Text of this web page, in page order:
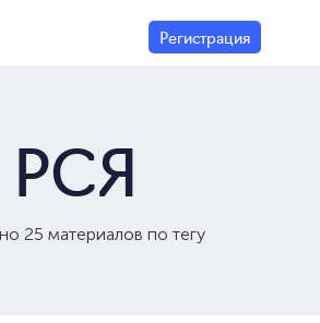
Регистрация
РСЯ
25 материалов по тегу